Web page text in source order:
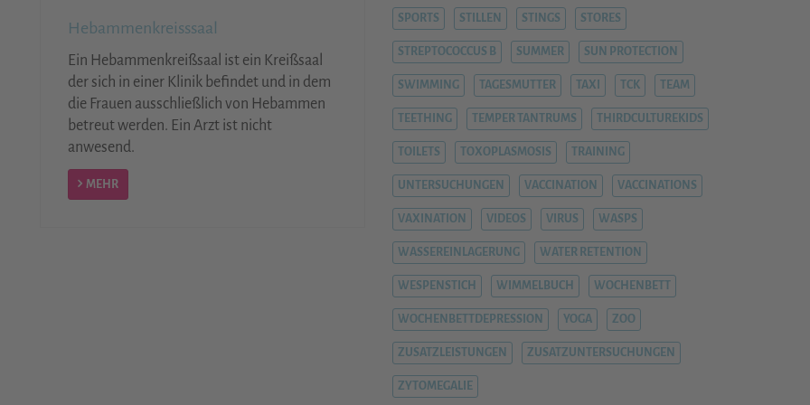
Hebammenkreisssaal
Ein Hebammenkreißsaal ist ein Kreißsaal
der sich in einer Klinik befindet und in dem
die Frauen ausschließlich von Hebammen
betreut werden. Ein Arzt ist nicht
anwesend.
MEHR
SPORTS STILLEN STINGS STORES
STREPTOCOCCUS B SUMMER SUN PROTECTION
SWIMMING TAGESMUTTER TAXI TCK TEAM
TEETHING TEMPER TANTRUMS THIRDCULTUREKIDS
TOILETS TOXOPLASMOSIS TRAINING
UNTERSUCHUNGEN VACCINATION VACCINATIONS
VAXINATION VIDEOS VIRUS WASPS
WASSEREINLAGERUNG WATER RETENTION
WESPENSTICH WIMMELBUCH WOCHENBETT
WOCHENBETTDEPRESSION YOGA ZOO
ZUSATZLEISTUNGEN ZUSATZUNTERSUCHUNGEN
ZYTOMEGALIE